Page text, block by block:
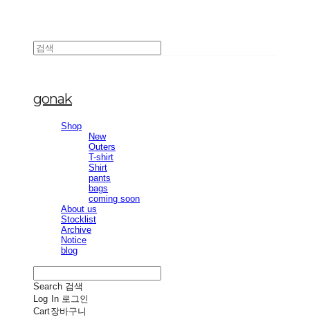
gonak
Shop
New
Outers
T-shirt
Shirt
pants
bags
coming soon
About us
Stocklist
Archive
Notice
blog
Search 검색
Log In 로그인
Cart장바구니